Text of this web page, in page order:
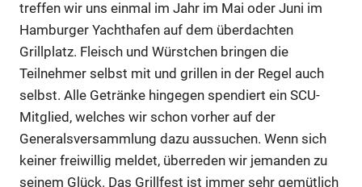
treffen wir uns einmal im Jahr im Mai oder Juni im
Hamburger Yachthafen auf dem überdachten
Grillplatz. Fleisch und Würstchen bringen die
Teilnehmer selbst mit und grillen in der Regel auch
selbst. Alle Getränke hingegen spendiert ein SCU-
Mitglied, welches wir schon vorher auf der
Generalsversammlung dazu aussuchen. Wenn sich
keiner freiwillig meldet, überreden wir jemanden zu
seinem Glück. Das Grillfest ist immer sehr gemütlich